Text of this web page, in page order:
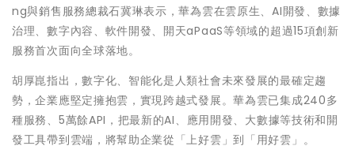
ng與銷售服務總裁石冀琳表示，華為雲在雲原生、AI開發、數據
治理、數字內容、軟件開發、開天aPaaS等領域的超過15項創新
服務首次面向全球落地。
胡厚崑指出，數字化、智能化是人類社會未來發展的最確定趨
勢，企業應堅定擁抱雲，實現跨越式發展。華為雲已集成240多
種服務、5萬餘API，把最新的AI、應用開發、大數據等技術和開
發工具帶到雲端，將幫助企業從「上好雲」到「用好雲」。